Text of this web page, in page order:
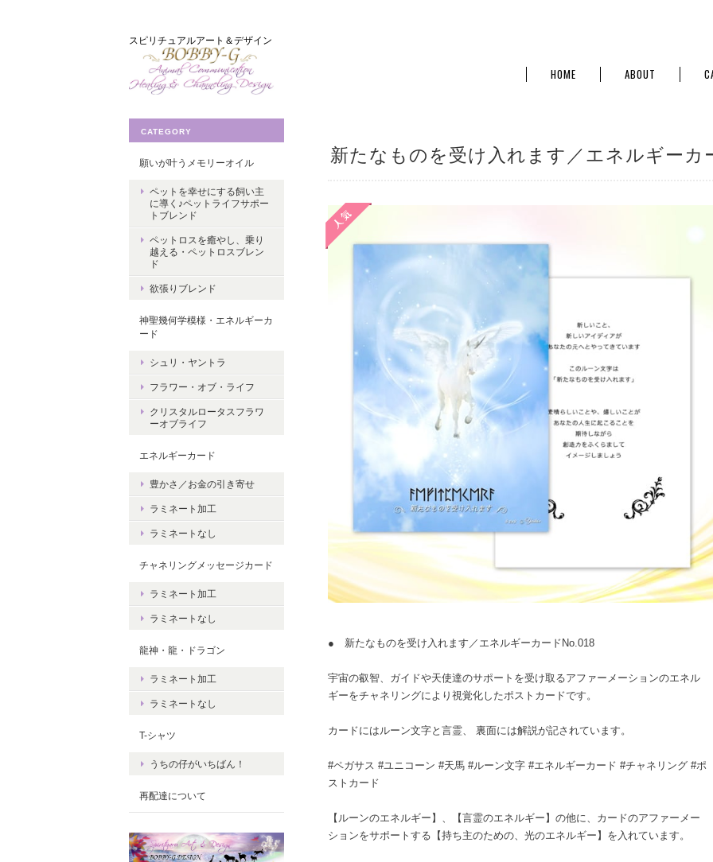
スピリチュアルアート＆デザイン
HOME ABOUT
新たなものを受け入れます／エネルギーカ
● 新たなものを受け入れます／エネルギーカードNo.018
宇宙の叡智、ガイドや天使達のサポートを受け取るアファーメーションのエネル
ギーをチャネリングにより視覚化したポストカードです。
カードにはルーン文字と言霊、 裏面には解説が記されています。
#ペガサス #ユニコーン #天馬 #ルーン文字 #エネルギーカード #チャネリング #ポ
ストカード
【ルーンのエネルギー】、【言霊のエネルギー】の他に、カードのアファーメー
ションをサポートする【持ち主のための、光のエネルギー】を入れています。
CATEGORY
願いが叶うメモリーオイル
ペットを幸せにする飼い主
に導く♪ペットライフサポー
トブレンド
ペットロスを癒やし、乗り
越える・ペットロスブレン
ド
欲張りブレンド
神聖幾何学模様・エネルギーカ
ード
シュリ・ヤントラ
フラワー・オブ・ライフ
クリスタルロータスフラワ
ーオブライフ
エネルギーカード
豊かさ／お金の引き寄せ
ラミネート加工
ラミネートなし
チャネリングメッセージカード
ラミネート加工
ラミネートなし
龍神・龍・ドラゴン
ラミネート加工
ラミネートなし
T-シャツ
うちの仔がいちばん！
再配達について